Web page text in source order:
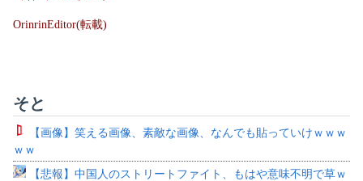
OrinrinEditor(転載)
そと
【画像】笑える画像、素敵な画像、なんでも貼っていけｗｗｗ
ｗｗ
【悲報】中国人のストリートファイト、もはや意味不明で草ｗ